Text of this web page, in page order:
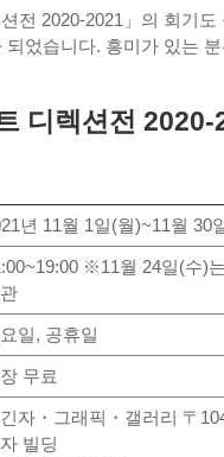
션전 2020-2021」의 회기도
되었습니다. 흥미가 있는
디렉션전 2020-
년 11월 1일(월)~11월 30
※11월 24일(수)
일, 공휴일
무료
긴자・그래픽・갤러리 〒
빌딩